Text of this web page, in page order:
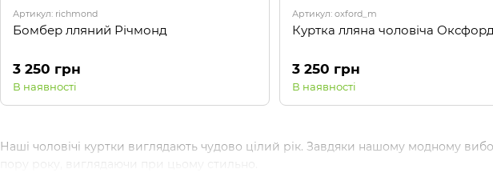
Наші чоловічі куртки виглядають чудово цілий рік. Завдяки нашому модному
пору року, виглядаючи при цьому стильно.
Артикул: richmond
Бомбер лляний Річмонд
3 250 грн
В наявності
Артикул: oxford_m
Куртка лляна чоловіча
3 250 грн
В наявності